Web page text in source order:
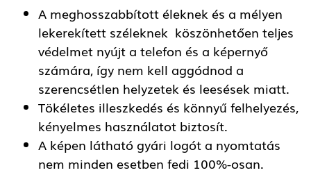
A meghosszabbított éleknek és a mélyen
lekerekített széleknek köszönhetően teljes
védelmet nyújt a telefon és a képernyő
számára, így nem kell aggódnod a
szerencsétlen helyzetek és leesések miatt.
Tökéletes illeszkedés és könnyű felhelyezés,
kényelmes használatot biztosít.
A képen látható gyári logót a nyomtatás
nem minden esetben fedi 100%-osan.